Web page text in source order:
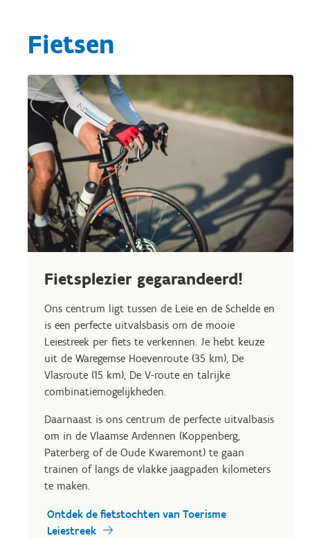
Fietsen
Fietsplezier gegarandeerd!
Ons centrum ligt tussen de Leie en de Schelde en
is een perfecte uitvalsbasis om de mooie
Leiestreek per fiets te verkennen. Je hebt keuze
uit de Waregemse Hoevenroute (35 km), De
Vlasroute (15 km), De V-route en talrijke
combinatiemogelijkheden.
Daarnaast is ons centrum de perfecte uitvalbasis
om in de Vlaamse Ardennen (Koppenberg,
Paterberg of de Oude Kwaremont) te gaan
trainen of langs de vlakke jaagpaden kilometers
te maken.
Ontdek de fietstochten van Toerisme
Leiestreek